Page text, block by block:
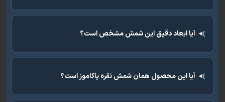
آیا ابعاد دقیق این شمش مشخص است؟
آیا این محصول همان شمش نقره یاکاموز است؟